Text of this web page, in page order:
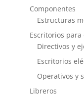
Componentes
Estructuras
Escritorios para
Directivos y
Escritorios
Operativos y
Libreros